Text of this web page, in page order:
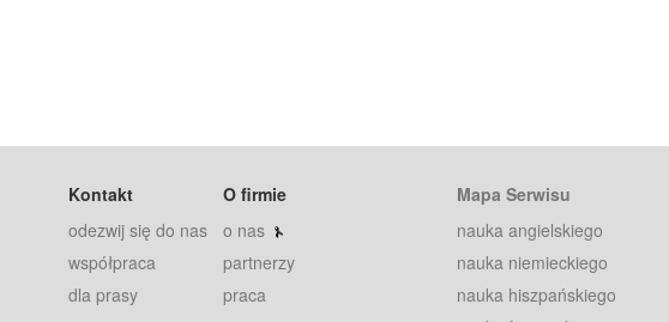
Kontakt
odezwij się do nas
współpraca
dla prasy
O firmie
o nas
partnerzy
praca
Mapa Serwisu
nauka angielskiego
nauka niemieckiego
nauka hiszpańskiego